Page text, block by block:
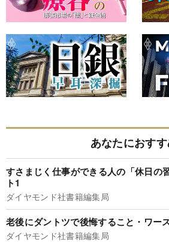
あなたにおす
すさまじく仕事ができる人の「休日の
ト1
ダイヤモンド社書籍編集局
老後にダントツで後悔すること・ワー
ダイヤモンド社書籍編集局